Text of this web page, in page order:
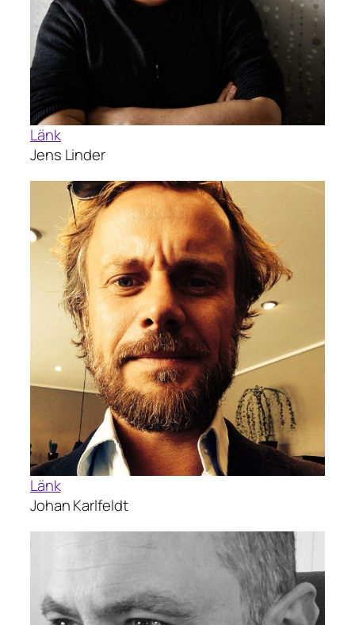
Länk
Jens Linder
Länk
Johan Karlfeldt